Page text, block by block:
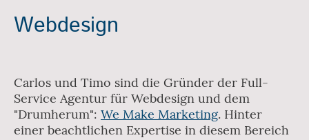
Webdesign
Carlos und Timo sind die Gründer der Full-
Service Agentur für Webdesign und dem
"Drumherum": We Make Marketing. Hinter
einer beachtlichen Expertise in diesem Bereich